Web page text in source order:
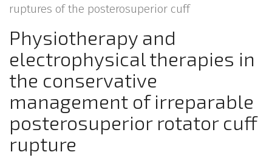
ruptures of the posterosuperior cuff
Physiotherapy and
electrophysical therapies in
the conservative
management of irreparable
posterosuperior rotator cuff
rupture